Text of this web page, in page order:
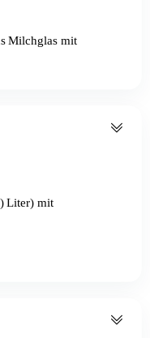
Milchglas mit
Liter) mit